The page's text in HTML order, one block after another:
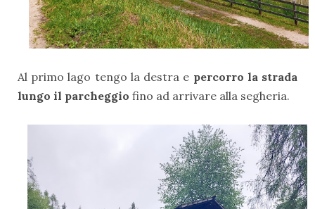
Al primo lago tengo la destra e percorro la strada
lungo il parcheggio fino ad arrivare alla segheria.